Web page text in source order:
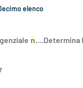
elenco
n....Determina